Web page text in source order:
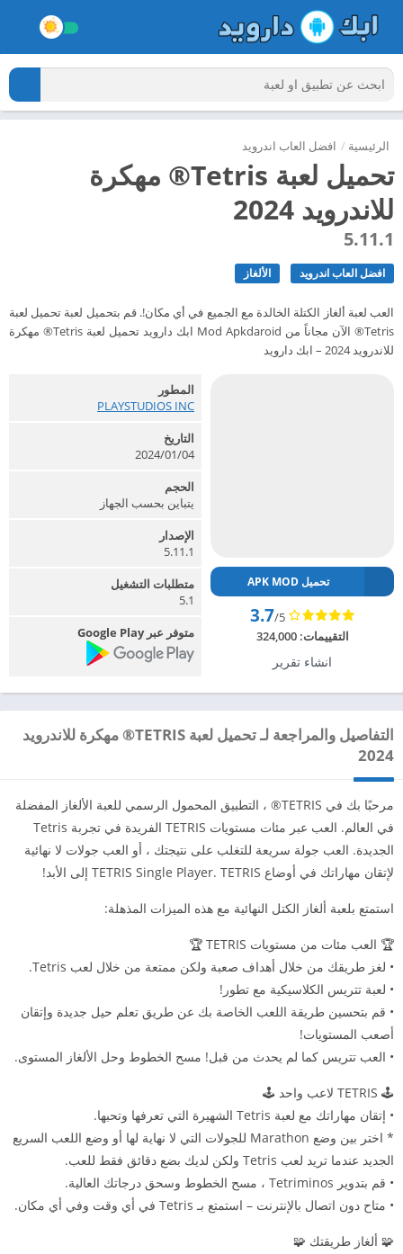
الرئيسية / افضل العاب اندرويد
تحميل لعبة Tetris® مهكرة
للاندرويد 2024
5.11.1
افضل العاب اندرويد الألغاز
العب لعبة ألغاز الكتلة الخالدة مع الجميع في أي مكان!. قم بتحميل لعبة تحميل لعبة
Tetris® الآن مجاناً من Mod Apkdaroid ابك دارويد تحميل لعبة Tetris® مهكرة
للاندرويد 2024 – ابك دارويد
تحميل APK MOD
3.7/5
التقييمات:324,000
انشاء تقرير
المطور
PLAYSTUDIOS INC‏
التاريخ
2024/01/04
الحجم
يتباين بحسب الجهاز
الإصدار
5.11.1
متطلبات التشغيل
5.1
متوفر عبر Google Play
التفاصيل والمراجعة لـ تحميل لعبة TETRIS® مهكرة للاندرويد
2024
مرحبًا بك في TETRIS® ، التطبيق المحمول الرسمي للعبة الألغاز المفضلة
في العالم. العب عبر مئات مستويات TETRIS الفريدة في تجربة Tetris
الجديدة. العب جولة سريعة للتغلب على نتيجتك ، أو العب جولات لا نهائية
لإتقان مهاراتك في أوضاع TETRIS Single Player. TETRIS إلى الأبد!
استمتع بلعبة ألغاز الكتل النهائية مع هذه الميزات المذهلة:
🏆 العب مئات من مستويات TETRIS 🏆
• لغز طريقك من خلال أهداف صعبة ولكن ممتعة من خلال لعب Tetris.
• لعبة تتريس الكلاسيكية مع تطور!
• قم بتحسين طريقة اللعب الخاصة بك عن طريق تعلم حيل جديدة وإتقان
أصعب المستويات!
• العب تتريس كما لم يحدث من قبل! مسح الخطوط وحل الألغاز المستوى.
🕹️ TETRIS لاعب واحد 🕹️
• إتقان مهاراتك مع لعبة Tetris الشهيرة التي تعرفها وتحبها.
* اختر بين وضع Marathon للجولات التي لا نهاية لها أو وضع اللعب السريع
الجديد عندما تريد لعب Tetris ولكن لديك بضع دقائق فقط للعب.
• قم بتدوير Tetriminos ، مسح الخطوط وسحق درجاتك العالية.
• متاح دون اتصال بالإنترنت – استمتع بـ Tetris في أي وقت وفي أي مكان.
🧩 ألغاز طريقتك 🧩